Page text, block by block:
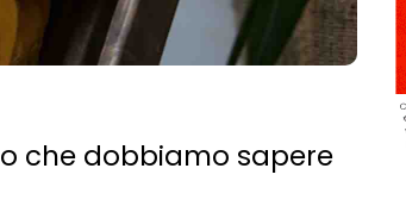
che dobbiamo sapere